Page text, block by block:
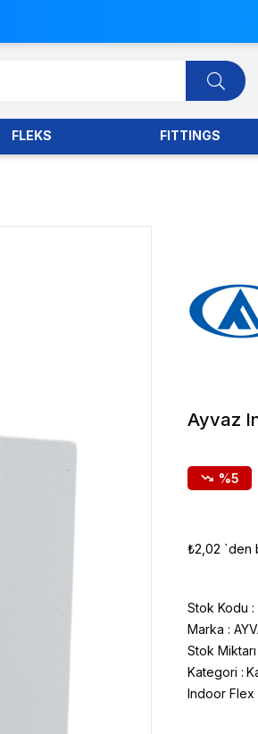
FLEKS FITTINGS
Ayvaz
5
₺2,02 `den
Stok Kodu
Marka :
Stok Miktarı
Kategori :
Indoor Flex